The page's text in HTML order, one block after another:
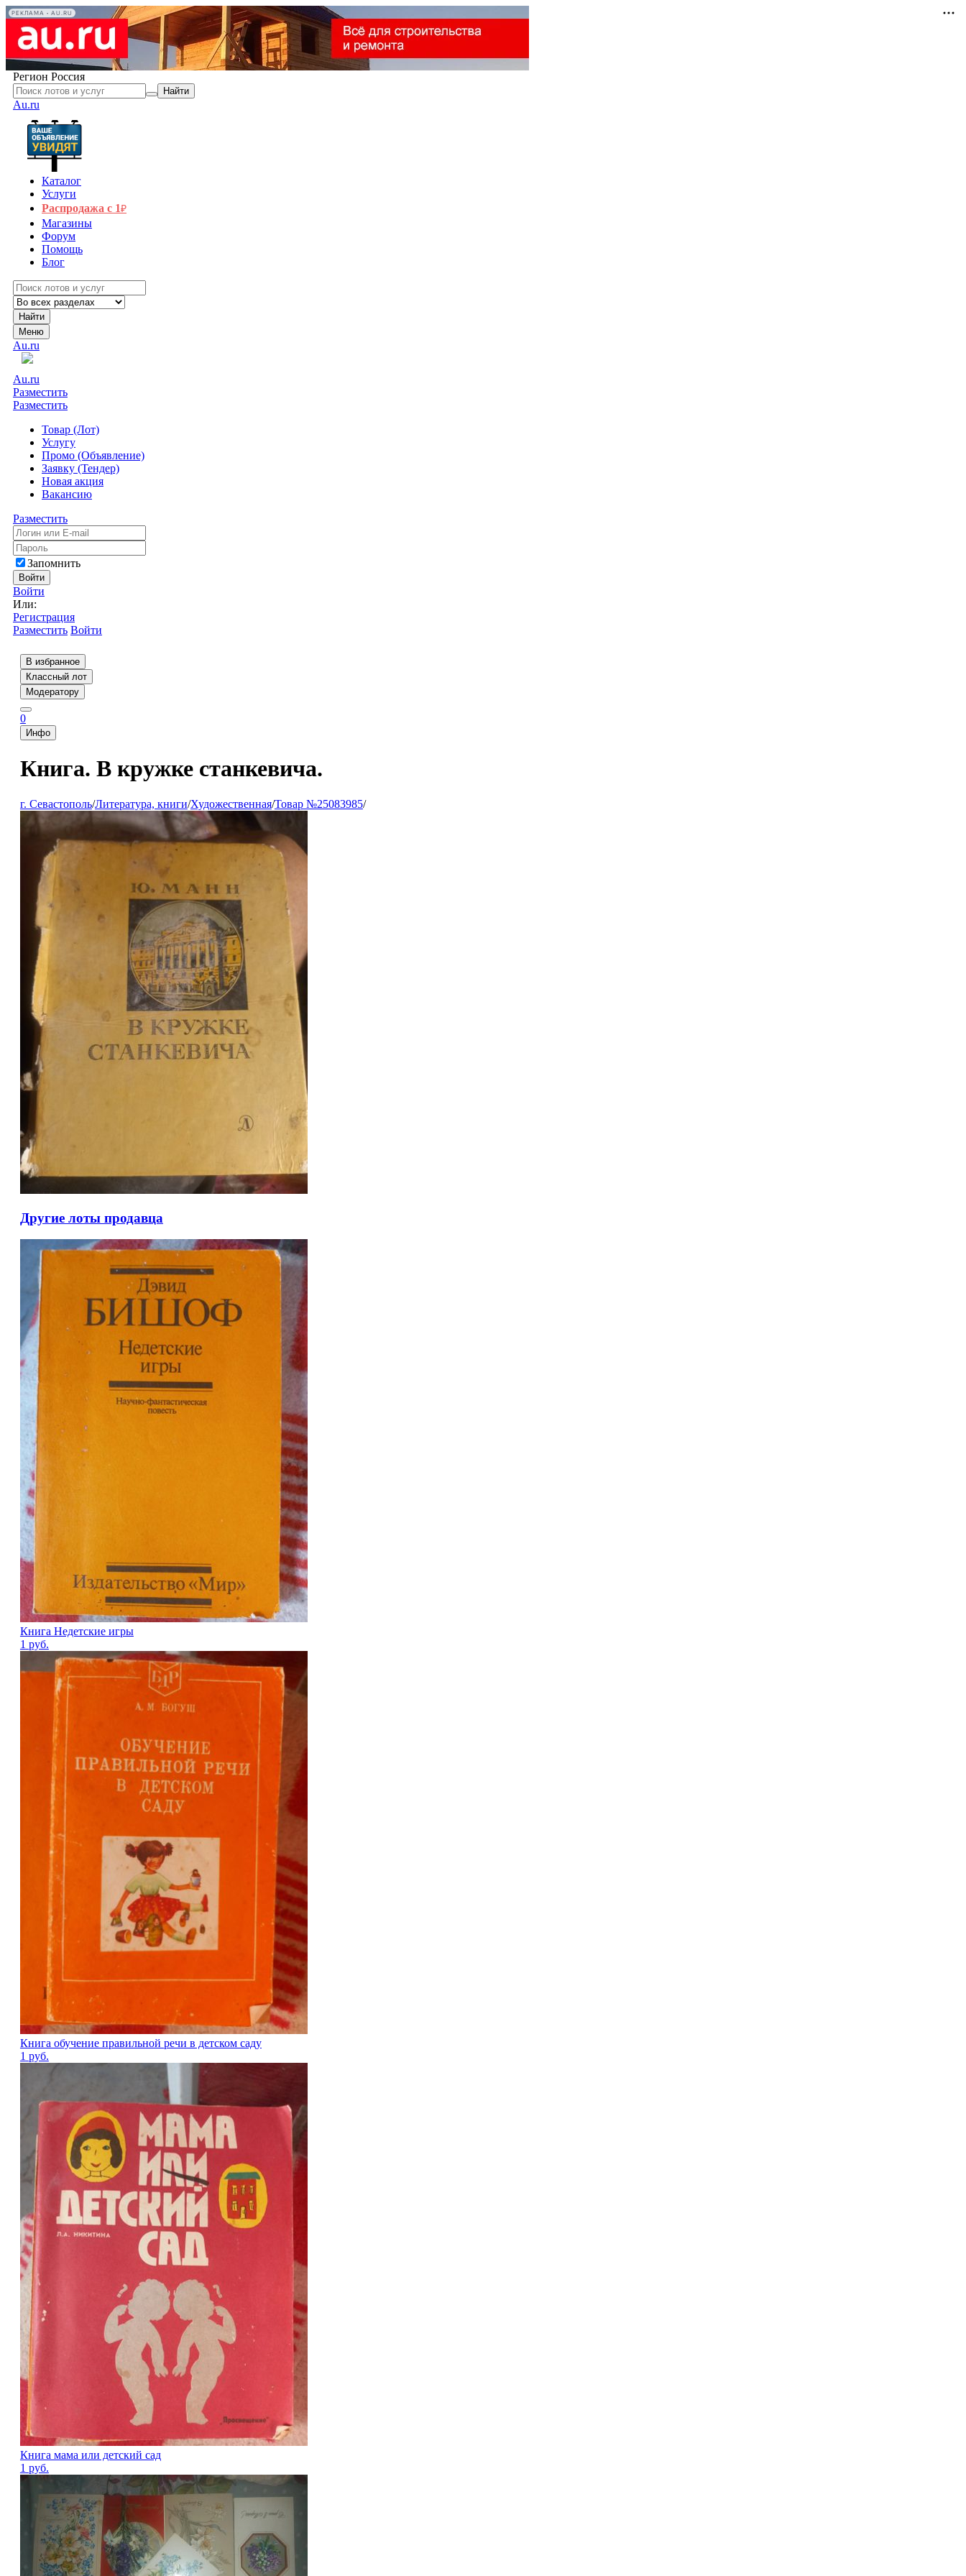
РЕКЛАМА • AU.RU
Регион Россия
Найти
Au.ru
Каталог
Услуги
Распродажа с 1₽
Магазины
Форум
Помощь
Блог
Найти
Меню
Au.ru
Au.ru
Разместить
Разместить
Товар (Лот)
Услугу
Промо (Объявление)
Заявку (Тендер)
Новая акция
Вакансию
Разместить
Запомнить
Войти
Войти
Или:
Регистрация
Разместить Войти
В избранное
Классный лот
Модератору
0
Инфо
Книга. В кружке станкевича.
г. Севастополь/Литература, книги/Художественная/Товар №25083985/
Другие лоты продавца
Книга Недетские игры
1 руб.
Книга обучение правильной речи в детском саду
1 руб.
Книга мама или детский сад
1 руб.